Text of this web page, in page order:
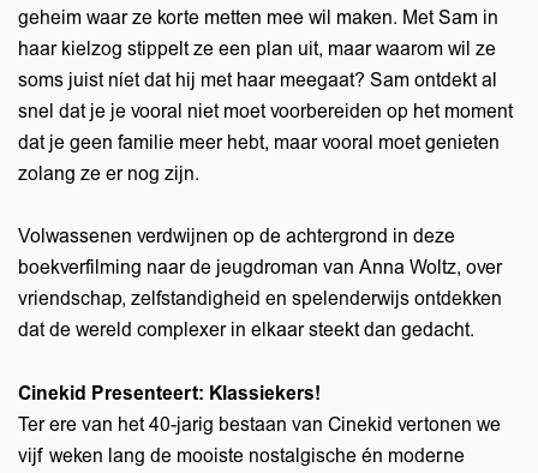
geheim waar ze korte metten mee wil maken. Met Sam in
haar kielzog stippelt ze een plan uit, maar waarom wil ze
soms juist níet dat hij met haar meegaat? Sam ontdekt al
snel dat je je vooral niet moet voorbereiden op het moment
dat je geen familie meer hebt, maar vooral moet genieten
zolang ze er nog zijn.
Volwassenen verdwijnen op de achtergrond in deze
boekverfilming naar de jeugdroman van Anna Woltz, over
vriendschap, zelfstandigheid en spelenderwijs ontdekken
dat de wereld complexer in elkaar steekt dan gedacht.
Cinekid Presenteert: Klassiekers!
Ter ere van het 40-jarig bestaan van Cinekid vertonen we
vijf weken lang de mooiste nostalgische én moderne